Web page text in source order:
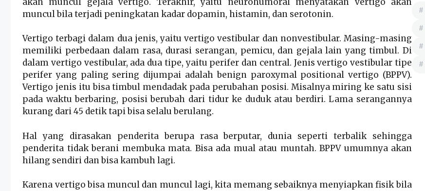
muncul bila terjadi peningkatan kadar dopamin, histamin, dan serotonin.
Vertigo terbagi dalam dua jenis, yaitu vertigo vestibular dan nonvestibular. Masing-masing
memiliki perbedaan dalam rasa, durasi serangan, pemicu, dan gejala lain yang timbul. Di
dalam vertigo vestibular, ada dua tipe, yaitu perifer dan central. Jenis vertigo vestibular tipe
perifer yang paling sering dijumpai adalah benign paroxymal positional vertigo (BPPV).
Vertigo jenis itu bisa timbul mendadak pada perubahan posisi. Misalnya miring ke satu sisi
pada waktu berbaring, posisi berubah dari tidur ke duduk atau berdiri. Lama serangannya
kurang dari 45 detik tapi bisa selalu berulang.
Hal yang dirasakan penderita berupa rasa berputar, dunia seperti terbalik sehingga
penderita tidak berani membuka mata. Bisa ada mual atau muntah. BPPV umumnya akan
hilang sendiri dan bisa kambuh lagi.
Karena vertigo bisa muncul dan muncul lagi, kita memang sebaiknya menyiapkan fisik bila